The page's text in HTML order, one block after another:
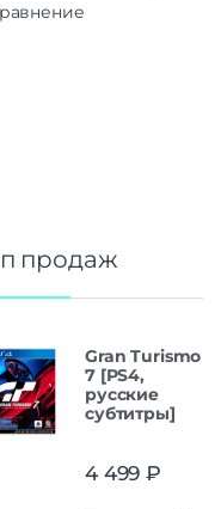
продаж
Gran Turismo
7 [PS4,
русские
субтитры]
4 499 ₽